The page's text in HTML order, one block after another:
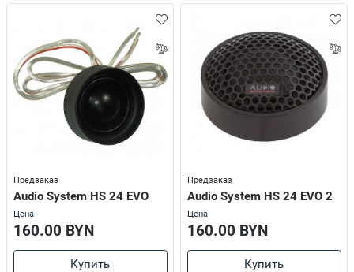
Предзаказ
Audio System HS 24 EVO
Цена
160.00 BYN
Купить
Предзаказ
Audio System HS 24 EVO 2
Цена
160.00 BYN
Купить